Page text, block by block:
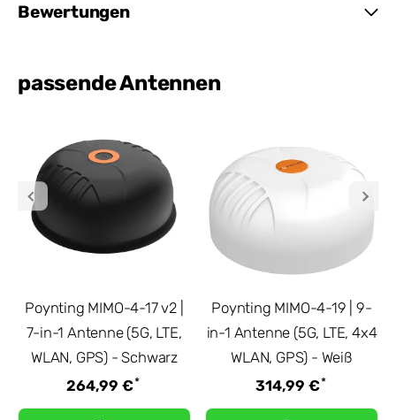
Bewertungen
passende Antennen
Poynting MIMO-4-17 v2 |
7-in-1 Antenne (5G, LTE,
WLAN, GPS) - Schwarz
264,99 €*
Poynting MIMO-4-19 | 9-
in-1 Antenne (5G, LTE, 4x4
WLAN, GPS) - Weiß
314,99 €*